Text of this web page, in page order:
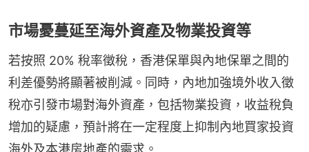
市場憂蔓延至海外資產及物業投資等
若按照 20% 稅率徵稅，香港保單與內地保單之間的
利差優勢將顯著被削減。同時，內地加強境外收入徵
稅亦引發市場對海外資產，包括物業投資，收益稅負
增加的疑慮，預計將在一定程度上抑制內地買家投資
海外及本港房地產的需求。